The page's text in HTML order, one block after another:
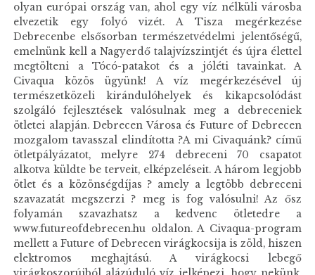
olyan európai ország van, ahol egy víz nélküli városba
elvezetik egy folyó vizét. A Tisza megérkezése
Debrecenbe elsősorban természetvédelmi jelentőségű,
emelnünk kell a Nagyerdő talajvízszintjét és újra élettel
megtölteni a Tócó-patakot és a jóléti tavainkat. A
Civaqua közös ügyünk! A víz megérkezésével új
természetközeli kirándulóhelyek és kikapcsolódást
szolgáló fejlesztések valósulnak meg a debreceniek
ötletei alapján. Debrecen Városa és Future of Debrecen
mozgalom tavasszal elindította ?A mi Civaquánk? című
ötletpályázatot, melyre 274 debreceni 70 csapatot
alkotva küldte be terveit, elképzeléseit. A három legjobb
ötlet és a közönségdíjas ? amely a legtöbb debreceni
szavazatát megszerzi ? meg is fog valósulni! Az ősz
folyamán szavazhatsz a kedvenc ötletedre a
www.futureofdebrecen.hu oldalon. A Civaqua-program
mellett a Future of Debrecen virágkocsija is zöld, hiszen
elektromos meghajtású. A virágkocsi lebegő